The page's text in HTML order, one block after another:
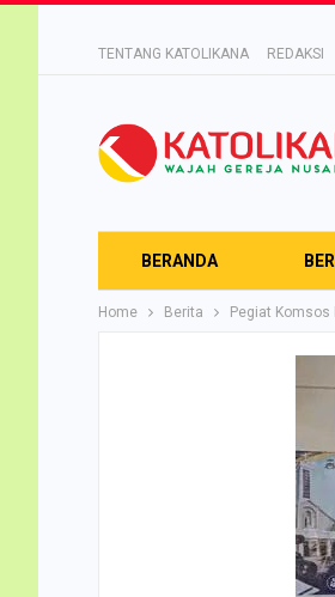
TENTANG KATOLIKANA
REDAKSI
BERANDA
Home Berita Pegiat Komsos